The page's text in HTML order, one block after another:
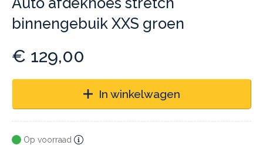
binnengebuik XXS groen
€ 129,00
In winkelwagen
Op voorraad